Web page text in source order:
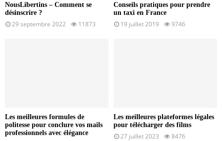
NousLibertins – Comment se
désinscrire ?
29 septembre 2022 11873
Conseils pratiques pour prendre
un taxi en France
19 juillet 2019 9746
Les meilleures formules de
politesse pour conclure vos mails
professionnels avec élégance
Les meilleures plateformes légales
pour télécharger des films
27 juillet 2023 8476